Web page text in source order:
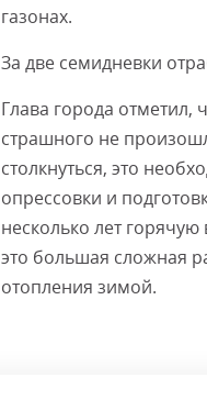
газонах.
За две семидневки
Глава города отметил,
страшного не
столкнуться, это
опрессовки и
несколько лет
это большая сложная
отопления зимой.